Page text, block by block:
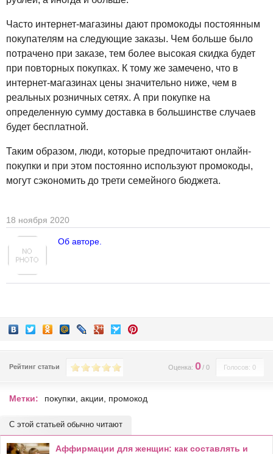
Часто интернет-магазины дают промокоды постоянным
покупателям на следующие заказы. Чем больше было
потрачено при заказе, тем более высокая скидка будет
при повторных покупках. К тому же замечено, что в
интернет-магазинах цены значительно ниже, чем в
реальных розничных сетях. А при покупке на
определенную сумму доставка в большинстве случаев
будет бесплатной.
Таким образом, люди, которые предпочитают онлайн-
покупки и при этом постоянно используют промокоды,
могут сэкономить до трети семейного бюджета.
18 ноября 2020
Об авторе.
Рейтинг статьи Голосов: 0
Оценка: 0/ 0
Метки: покупки акции промокод
С этой статьей обычно читают
Аффирмации для женщин: как составлять и